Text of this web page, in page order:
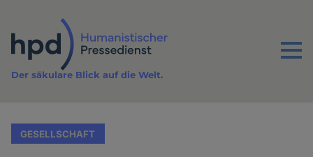
Inhalt
Menu
Der säkulare Blick auf die Welt.
GESELLSCHAFT